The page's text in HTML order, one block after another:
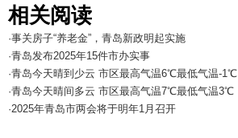
相关阅读
·事关房子“养老金”，青岛新政明起实施
·青岛发布2025年15件市办实事
·青岛今天晴到少云 市区最高气温6℃最低气温-1℃
·青岛今天晴间多云 市区最高气温7℃最低气温3℃
·2025年青岛市两会将于明年1月召开